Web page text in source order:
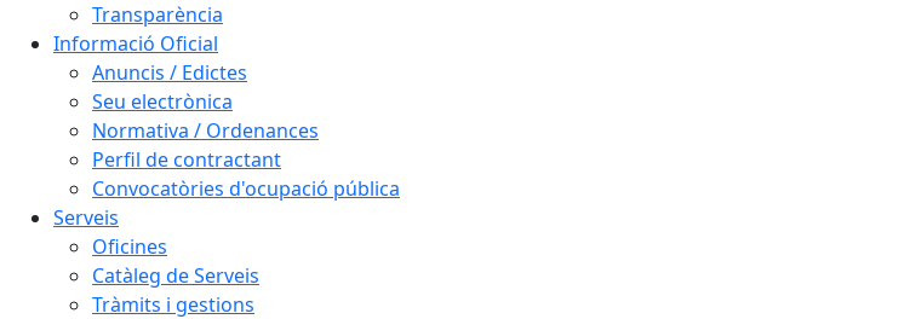
Transparència
Informació Oficial
Anuncis / Edictes
Seu electrònica
Normativa / Ordenances
Perfil de contractant
Convocatòries d'ocupació pública
Serveis
Oficines
Catàleg de Serveis
Tràmits i gestions